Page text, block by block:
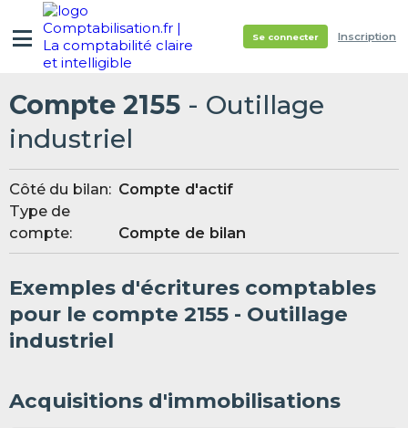
Se connecter Inscription
Compte 2155 - Outillage
industriel
Côté du bilan: Compte d'actif
Type de
compte:
Compte de bilan
Exemples d'écritures comptables
pour le compte 2155 - Outillage
industriel
Acquisitions d'immobilisations